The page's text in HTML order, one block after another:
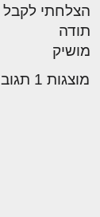
הצלחתי
תודה
מושיק
מוצגות 1 תגובות (מתוך 1 סה״כ)